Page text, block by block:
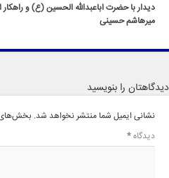
دیدار با حضرت اباعبدالله الحسین (ع) و
میرهاشم حسینی
دیدگاهتان را بنویسید
نشانی ایمیل شما منتشر نخواهد شد. بخش‌های
دیدگاه*